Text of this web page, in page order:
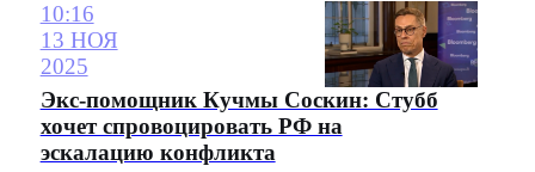
10:16
13 НОЯ
2025
Экс-помощник Кучмы Соскин: Стубб
хочет спровоцировать РФ на
эскалацию конфликта